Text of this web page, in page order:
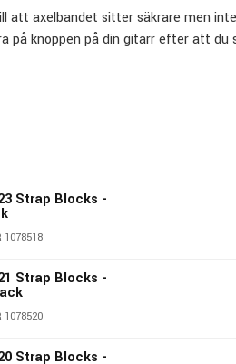
att axelbandet sitter säkrare men
på knoppen på din gitarr efter att
Strap Blocks -
1078518
Strap Blocks -
1078520
Strap Blocks -